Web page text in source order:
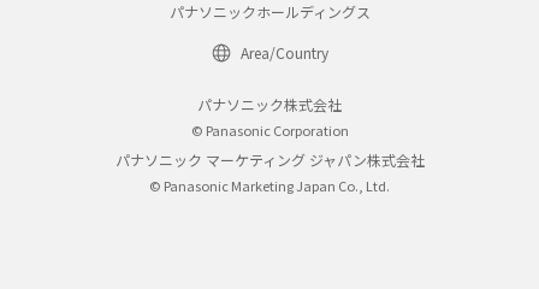
パナソニックホールディングス
Area/Country
パナソニック株式会社
© Panasonic Corporation
パナソニック マーケティング ジャパン株式会社
© Panasonic Marketing Japan Co., Ltd.